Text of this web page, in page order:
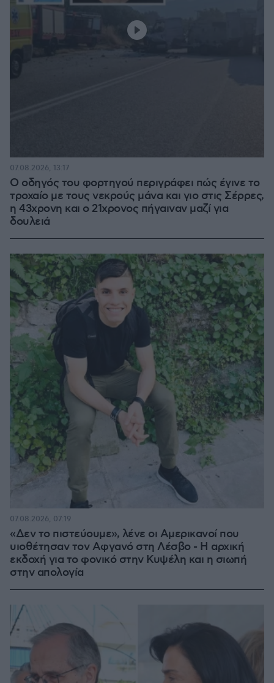
Ο οδηγός του φορτηγού περιγράφει πώς έγινε το
τροχαίο με τους νεκρούς μάνα και γιο στις Σέρρες,
η 43χρονη και ο 21χρονος πήγαιναν μαζί για
δουλειά
07.08.2026, 13:17
«Δεν το πιστεύουμε», λένε οι Αμερικανοί που
υιοθέτησαν τον Αφγανό στη Λέσβο - Η αρχική
εκδοχή για το φονικό στην Κυψέλη και η σιωπή
στην απολογία
07.08.2026, 07:19